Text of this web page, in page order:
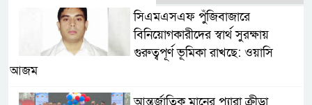
সিএমএসএফ পুঁজিবাজারে
বিনিয়োগকারীদের স্বার্থ সুরক্ষায়
গুরুত্বপূর্ণ ভূমিকা রাখছে: ওয়াসি
আজম